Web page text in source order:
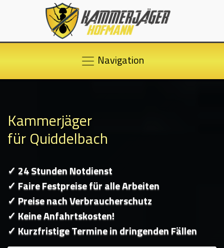
Navigation
Kammerjäger
für Quiddelbach
✓ 24 Stunden Notdienst
✓ Faire Festpreise für alle Arbeiten
✓ Preise nach Verbraucherschutz
✓ Keine Anfahrtskosten!
✓ Kurzfristige Termine in dringenden Fällen